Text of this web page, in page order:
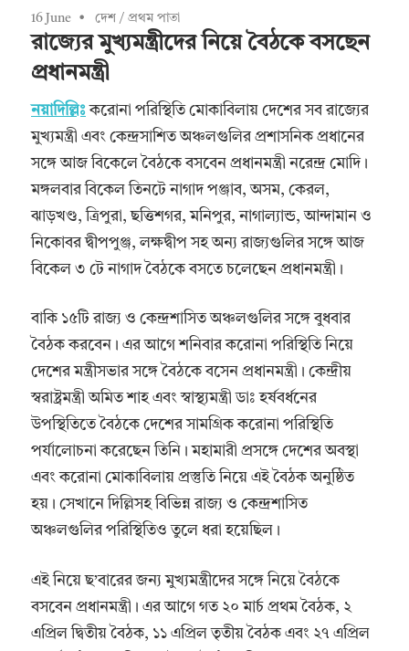
16 June দেশ / প্রথম পাতা
রাজ্যের মুখ্যমন্ত্রীদের নিয়ে বৈঠকে বসছেন
প্রধানমন্ত্রী
নয়াদিল্লিঃকরোনা পরিস্থিতি মোকাবিলায় দেশের সব রাজ্যের
মুখ্যমন্ত্রী এবং কেন্দ্রসাশিত অঞ্চলগুলির প্রশাসনিক প্রধানের
সঙ্গে আজ বিকেলে বৈঠকে বসবেন প্রধানমন্ত্রী নরেন্দ্র মোদি।
মঙ্গলবার বিকেল তিনটে নাগাদ পঞ্জাব, অসম, কেরল,
ঝাড়খণ্ড, ত্রিপুরা, ছত্তিশগর, মনিপুর, নাগাল্যান্ড, আন্দামান ও
নিকোবর দ্বীপপুঞ্জ, লক্ষদ্বীপ সহ অন্য রাজ্যগুলির সঙ্গে আজ
বিকেল ৩ টে নাগাদ বৈঠকে বসতে চলেছেন প্রধানমন্ত্রী।
বাকি ১৫টি রাজ্য ও কেন্দ্রশাসিত অঞ্চলগুলির সঙ্গে বুধবার
বৈঠক করবেন। এর আগে শনিবার করোনা পরিস্থিতি নিয়ে
দেশের মন্ত্রীসভার সঙ্গে বৈঠকে বসেন প্রধানমন্ত্রী। কেন্দ্রীয়
স্বরাষ্ট্রমন্ত্রী অমিত শাহ এবং স্বাস্থ্যমন্ত্রী ডাঃ হর্ষবর্ধনের
উপস্থিতিতে বৈঠকে দেশের সামগ্রিক করোনা পরিস্থিতি
পর্যালোচনা করেছেন তিনি। মহামারী প্রসঙ্গে দেশের অবস্থা
এবং করোনা মোকাবিলায় প্রস্তুতি নিয়ে এই বৈঠক অনুষ্ঠিত
হয়। সেখানে দিল্লিসহ বিভিন্ন রাজ্য ও কেন্দ্রশাসিত
অঞ্চলগুলির পরিস্থিতিও তুলে ধরা হয়েছিল।
এই নিয়ে ছ’বারের জন্য মুখ্যমন্ত্রীদের সঙ্গে নিয়ে বৈঠকে
বসবেন প্রধানমন্ত্রী। এর আগে গত ২০ মার্চ প্রথম বৈঠক, ২
এপ্রিল দ্বিতীয় বৈঠক, ১১ এপ্রিল তৃতীয় বৈঠক এবং ২৭ এপ্রিল